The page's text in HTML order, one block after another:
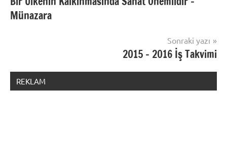
gezinmesi
Münazara
Sonraki yazı
2015 – 2016 İş Takvimi
REKLAM